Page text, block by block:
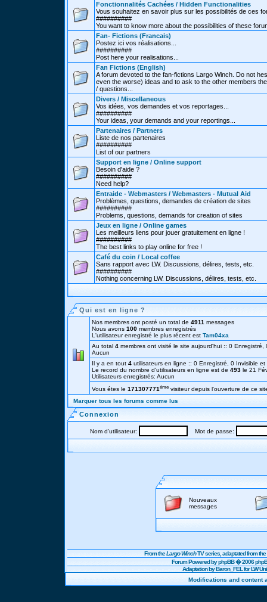
Fonctionnalités Cachées / Hidden Functionalities
Vous souhaitez en savoir plus sur les possibilités de ces
##########
You want to know more about the possibilities of these
Fan- Fictions (Francais)
Postez ici vos réalisations...
##########
Post here your realisations...
Fan Fictions (English)
A forum devoted to the fan-fictions Largo Winch. Do not
even the worse) ideas and to ask to the other members
/ questions...
Divers / Miscellaneous
Vos idées, vos demandes et vos reportages...
##########
Your ideas, your demands and your reportings...
Partenaires / Partners
Liste de nos partenaires
##########
List of our partners
Support en ligne / Online support
Besoin d'aide ?
##########
Need help?
Entraide - Webmasters / Webmasters - Mutual Aid
Problèmes, questions, demandes de création de sites
##########
Problems, questions, demands for creation of sites
Jeux en ligne / Online games
Les meilleurs liens pour jouer gratuitement en ligne !
##########
The best links to play online for free !
Café du coin / Local coffee
Sans rapport avec LW. Discussions, délires, tests, etc.
##########
Nothing concerning LW. Discussions, délires, tests, etc.
Qui est en ligne ?
Nos membres ont posté un total de 4911 messages
Nous avons 100 membres enregistrés
L'utilisateur enregistré le plus récent est Tam04xa
Au total 4 membres ont visité le site aujourd'hui :: 0 Enregistré,
Aucun
Il y a en tout 4 utilisateurs en ligne :: 0 Enregistré, 0 Invisible
Le record du nombre d'utilisateurs en ligne est de 493 le 21
Utilisateurs enregistrés: Aucun
Vous étes le 171307771éme visiteur depuis l'ouverture de ce
Marquer tous les forums comme lus
Connexion
Nom d'utilisateur: Mot de passe:
Nouveaux
messages
From theLargo WinchTV series, adaptated from
Forum Powered byphpBB� 2006
Adaptation by Baron_FEL for LW
Modifications and content